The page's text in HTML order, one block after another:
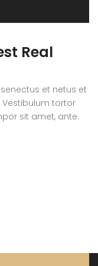
Real
et netus et
tortor
sit amet, ante.
leo. Quisque
Vestibulum